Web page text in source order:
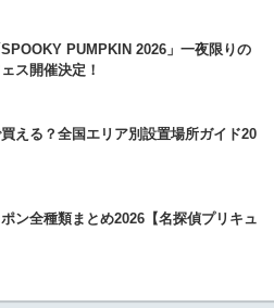
PUMPKIN 2026」一夜限りの
ス開催決定！
える？全国エリア別設置場所ガイド20
ン全種類まとめ2026【名探偵プリキュ